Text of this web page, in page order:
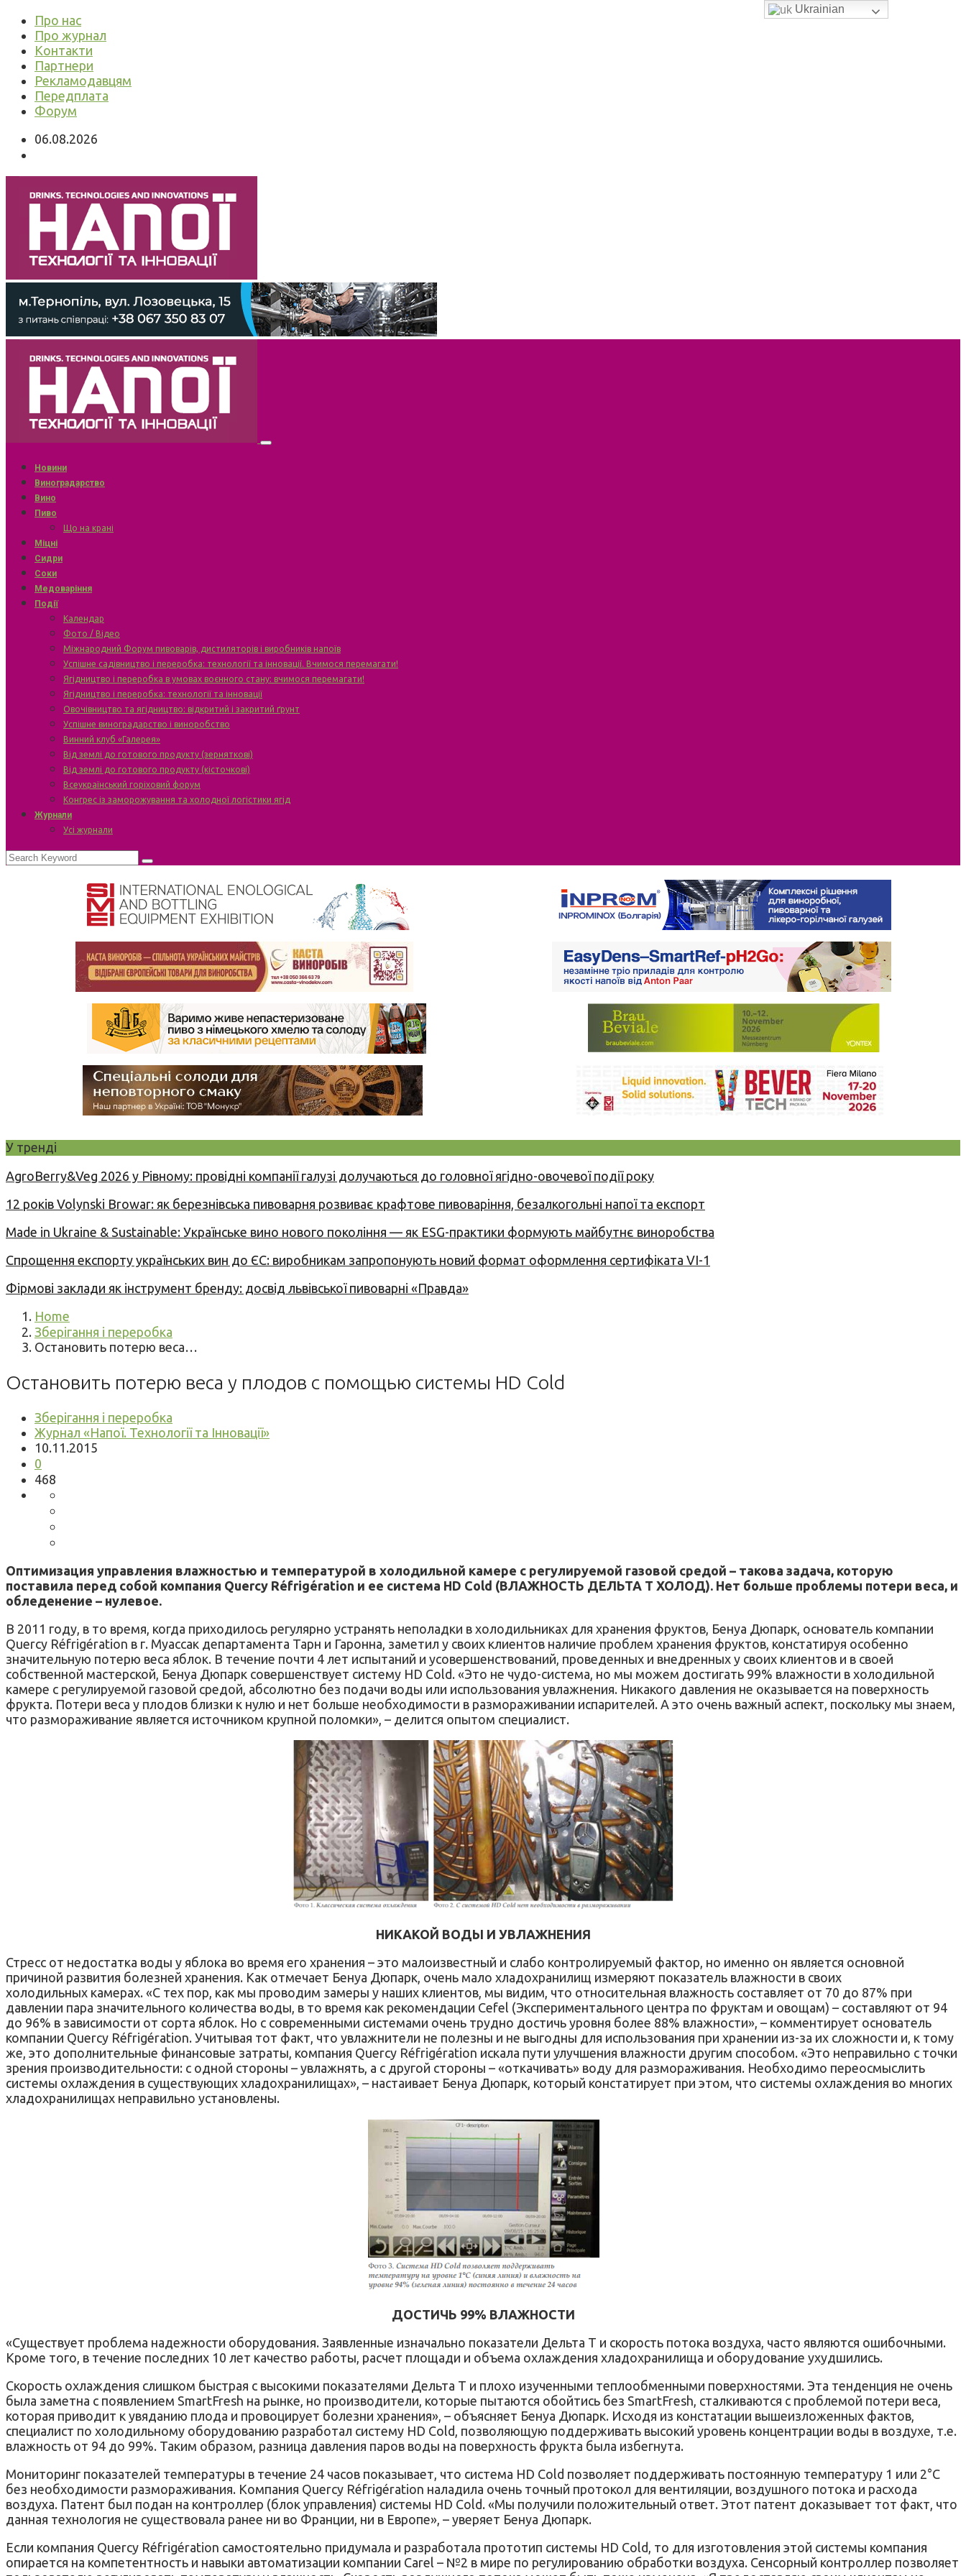
Про нас
Про журнал
Контакти
Партнери
Рекламодавцям
Передплата
Форум
06.08.2026
Новини
Виноградарство
Вино
Пиво
Що на крані
Міцні
Сидри
Соки
Медоваріння
Події
Календар
Фото / Відео
Міжнародний Форум пивоварів, дистиляторів і виробників напоїв
Успішне садівництво і переробка: технології та інновації. Вчимося перемагати!
Ягідництво і переробка в умовах воєнного стану: вчимося перемагати!
Ягідництво і переробка: технології та інновації
Овочівництво та ягідництво: відкритий і закритий ґрунт
Успішне виноградарство і виноробство
Винний клуб «Галерея»
Від землі до готового продукту (зерняткові)
Від землі до готового продукту (кісточкові)
Всеукраїнський горіховий форум
Конгрес із заморожування та холодної логістики ягід
Журнали
Усі журнали
У тренді
AgroBerry&Veg 2026 у Рівному: провідні компанії галузі долучаються до головної ягідно-овочевої події року
12 років Volynski Browar: як березнівська пивоварня розвиває крафтове пивоваріння, безалкогольні напої та експорт
Made in Ukraine & Sustainable: Українське вино нового покоління — як ESG-практики формують майбутнє виноробства
Спрощення експорту українських вин до ЄС: виробникам запропонують новий формат оформлення сертифіката VI-1
Фірмові заклади як інструмент бренду: досвід львівської пивоварні «Правда»
Home
Зберігання і переробка
Остановить потерю веса…
Остановить потерю веса у плодов с помощью системы HD Cold
Зберігання і переробка
Журнал «Напої. Технології та Інновації»
10.11.2015
0
468
Оптимизация управления влажностью и температурой в холодильной камере с регулируемой газовой средой – такова задача, которую
поставила перед собой компания Quercy Réfrigération и ее система HD Cold (ВЛАЖНОСТЬ ДЕЛЬТА Т ХОЛОД). Нет больше проблемы потери веса, и
обледенение – нулевое.
В 2011 году, в то время, когда приходилось регулярно устранять неполадки в холодильниках для хранения фруктов, Бенуа Дюпарк, основатель компании
Quercy Réfrigération в г. Муассак департамента Тарн и Гаронна, заметил у своих клиентов наличие проблем хранения фруктов, констатируя особенно
значительную потерю веса яблок. В течение почти 4 лет испытаний и усовершенствований, проведенных и внедренных у своих клиентов и в своей
собственной мастерской, Бенуа Дюпарк совершенствует систему HD Cold. «Это не чудо-система, но мы можем достигать 99% влажности в холодильной
камере с регулируемой газовой средой, абсолютно без подачи воды или использования увлажнения. Никакого давления не оказывается на поверхность
фрукта. Потери веса у плодов близки к нулю и нет больше необходимости в размораживании испарителей. А это очень важный аспект, поскольку мы знаем,
что размораживание является источником крупной поломки», – делится опытом специалист.
НИКАКОЙ ВОДЫ И УВЛАЖНЕНИЯ
Стресс от недостатка воды у яблока во время его хранения – это малоизвестный и слабо контролируемый фактор, но именно он является основной
причиной развития болезней хранения. Как отмечает Бенуа Дюпарк, очень мало хладохранилищ измеряют показатель влажности в своих
холодильных камерах. «С тех пор, как мы проводим замеры у наших клиентов, мы видим, что относительная влажность составляет от 70 до 87% при
давлении пара значительного количества воды, в то время как рекомендации Cefel (Экспериментального центра по фруктам и овощам) – составляют от 94
до 96% в зависимости от сорта яблок. Но с современными системами очень трудно достичь уровня более 88% влажности», – комментирует основатель
компании Quercy Réfrigération. Учитывая тот факт, что увлажнители не полезны и не выгодны для использования при хранении из-за их сложности и, к тому
же, это дополнительные финансовые затраты, компания Quercy Réfrigération искала пути улучшения влажности другим способом. «Это неправильно с точки
зрения производительности: с одной стороны – увлажнять, а с другой стороны – «откачивать» воду для размораживания. Необходимо переосмыслить
системы охлаждения в существующих хладохранилищах», – настаивает Бенуа Дюпарк, который констатирует при этом, что системы охлаждения во многих
хладохранилищах неправильно установлены.
ДОСТИЧЬ 99% ВЛАЖНОСТИ
«Существует проблема надежности оборудования. Заявленные изначально показатели Дельта Т и скорость потока воздуха, часто являются ошибочными.
Кроме того, в течение последних 10 лет качество работы, расчет площади и объема охлаждения хладохранилища и оборудование ухудшились.
Скорость охлаждения слишком быстрая с высокими показателями Дельта Т и плохо изученными теплообменными поверхностями. Эта тенденция не очень
была заметна с появлением SmartFresh на рынке, но производители, которые пытаются обойтись без SmartFresh, сталкиваются с проблемой потери веса,
которая приводит к увяданию плода и провоцирует болезни хранения», – объясняет Бенуа Дюпарк. Исходя из констатации вышеизложенных фактов,
специалист по холодильному оборудованию разработал систему HD Cold, позволяющую поддерживать высокий уровень концентрации воды в воздухе, т.е.
влажность от 94 до 99%. Таким образом, разница давления паров воды на поверхность фрукта была избегнута.
Мониторинг показателей температуры в течение 24 часов показывает, что система HD Cold позволяет поддерживать постоянную температуру 1 или 2°С
без необходимости размораживания. Компания Quercy Réfrigération наладила очень точный протокол для вентиляции, воздушного потока и расхода
воздуха. Патент был подан на контроллер (блок управления) системы HD Cold. «Мы получили положительный ответ. Этот патент доказывает тот факт, что
данная технология не существовала ранее ни во Франции, ни в Европе», – уверяет Бенуа Дюпарк.
Если компания Quercy Réfrigération самостоятельно придумала и разработала прототип системы HD Cold, то для изготовления этой системы компания
опирается на компетентность и навыки автоматизации компании Carel – №2 в мире по регулированию обработки воздуха. Сенсорный контроллер позволяет
Ukrainian